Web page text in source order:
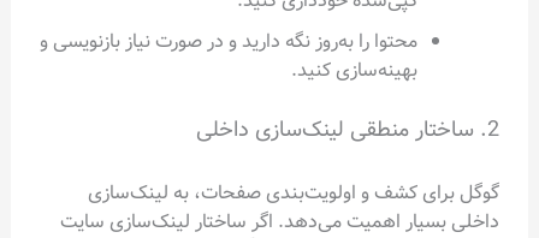
محتوا را به‌روز نگه دارید و در صورت نیاز بازنویسی و
بهینه‌سازی کنید.
2. ساختار منطقی لینک‌سازی داخلی
گوگل برای کشف و اولویت‌بندی صفحات، به لینک‌سازی
داخلی بسیار اهمیت می‌دهد. اگر ساختار لینک‌سازی سایت